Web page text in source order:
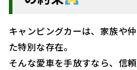
キャンピングカーは、家族や
た特別な存在。
そんな愛車を手放すなら、信